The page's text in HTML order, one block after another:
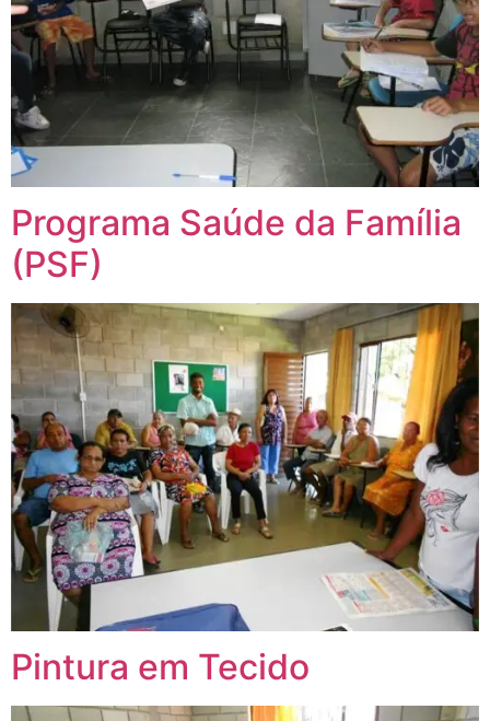
Programa Saúde da Família
(PSF)
Pintura em Tecido